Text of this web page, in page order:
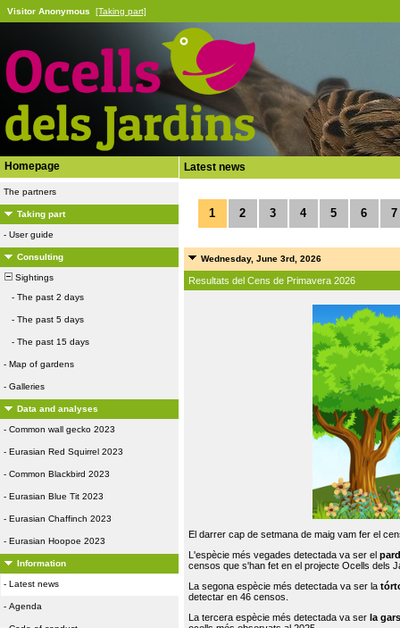
Visitor Anonymous [Taking part]
Homepage
The partners
Taking part
- User guide
Consulting
Sightings
- The past 2 days
- The past 5 days
- The past 15 days
- Map of gardens
- Galleries
Data and analyses
- Common wall gecko 2023
- Eurasian Red Squirrel 2023
- Common Blackbird 2023
- Eurasian Blue Tit 2023
- Eurasian Chaffinch 2023
- Eurasian Hoopoe 2023
Information
- Latest news
- Agenda
Latest news
1 2 3 4 5 6 7
Wednesday, June 3rd, 2026
Resultats del Cens de Primavera 2026
El darrer cap de setmana de maig vam fer el
L'espècie més vegades detectada va ser el
censos que s'han fet en el projecte Ocells dels
La segona espècie més detectada va ser la
detectar en 46 censos.
La tercera espècie més detectada va ser la